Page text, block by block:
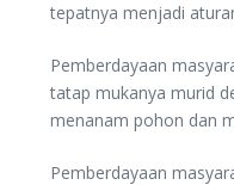
tepatnya menjadi
Pemberdayaan
tatap mukanya murid
menanam pohon dan
Pemberdayaan